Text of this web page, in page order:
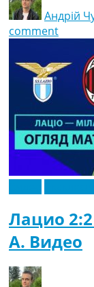
Андрій
comment
Лацио
A. Видео